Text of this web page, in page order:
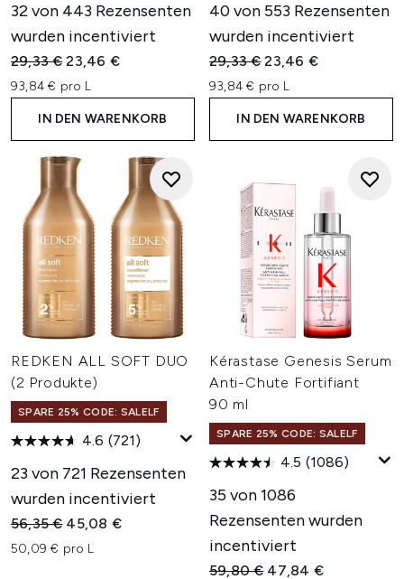
32 von 443 Rezensenten
wurden incentiviert
Unverbindliche Preisempfehlung:
29,33 €Aktueller Preis:
23,46 €
93,84 € pro L
IN DEN WARENKORB
40 von 553 Rezensenten
wurden incentiviert
Unverbindliche
29,33 €Aktueller Preis:
23,46 €
93,84 € pro L
IN DEN WARENKORB
REDKEN ALL SOFT DUO
(2 Produkte)
SPARE 25% CODE: SALELF
4.6 (721)
23 von 721 Rezensenten
wurden incentiviert
Unverbindliche Preisempfehlung:
56,35 € Aktueller Preis:
45,08 €
50,09 € pro L
Kérastase Genesis Serum
Anti-Chute Fortifiant
90 ml
SPARE 25% CODE: SALELF
4.5 (1086)
35 von 1086
Rezensenten wurden
incentiviert
Unverbindliche
59,80 € Aktueller Preis:
47,84 €